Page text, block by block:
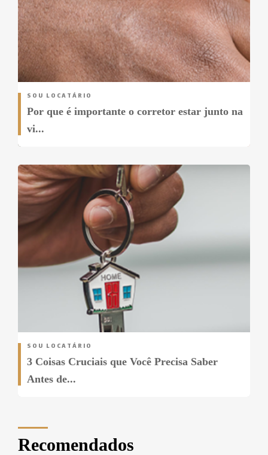
SOU LOCATÁRIO
Por que é importante o corretor estar junto na
vi...
SOU LOCATÁRIO
3 Coisas Cruciais que Você Precisa Saber
Antes de...
Recomendados